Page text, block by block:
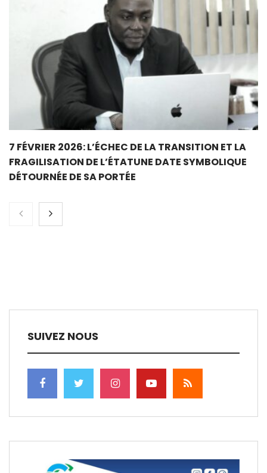
7 FÉVRIER 2026: L’ÉCHEC DE LA TRANSITION ET LA
FRAGILISATION DE L’ÉTATUNE DATE SYMBOLIQUE
DÉTOURNÉE DE SA PORTÉE
SUIVEZ NOUS